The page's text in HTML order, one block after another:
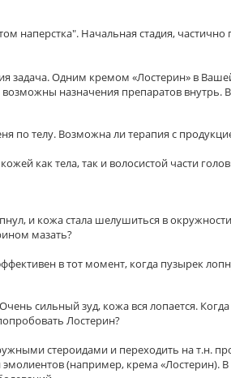
наперстка". Начальная стадия,
задача. Одним кремом «Лостерин» в
назначения препаратов внутрь.
по телу. Возможна ли терапия с
как тела, так и волосистой части
и кожа стала шелушиться в
мазать?
в тот момент, когда пузырек
сильный зуд, кожа вся лопается.
Лостерин?
стероидами и переходить на т.н.
(например, крема «Лостерин).